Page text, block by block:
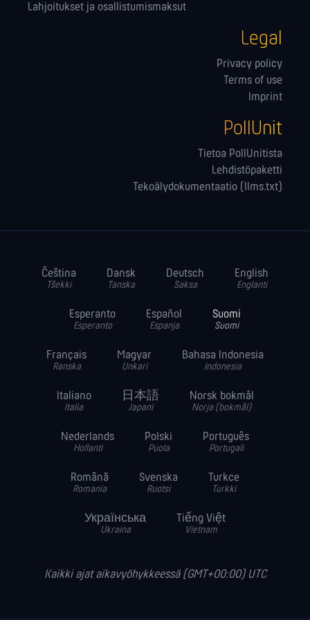
Lahjoitukset ja osallistumismaksut
Legal
Privacy policy
Terms of use
Imprint
PollUnit
Tietoa PollUnitista
Lehdistöpaketti
Tekoälydokumentaatio (llms.txt)
Čeština
Tšekki
Dansk
Tanska
Deutsch
Saksa
English
Englanti
Esperanto
Esperanto
Español
Espanja
Suomi
Suomi
Français
Ranska
Magyar
Unkari
Bahasa Indonesia
Indonesia
Italiano
Italia
日本語
Japani
Norsk bokmål
Norja (bokmål)
Nederlands
Hollanti
Polski
Puola
Português
Portugali
Română
Romania
Svenska
Ruotsi
Turkce
Turkki
Українська
Ukraina
Tiếng Việt
Vietnam
Kaikki ajat aikavyöhykkeessä (GMT+00:00) UTC